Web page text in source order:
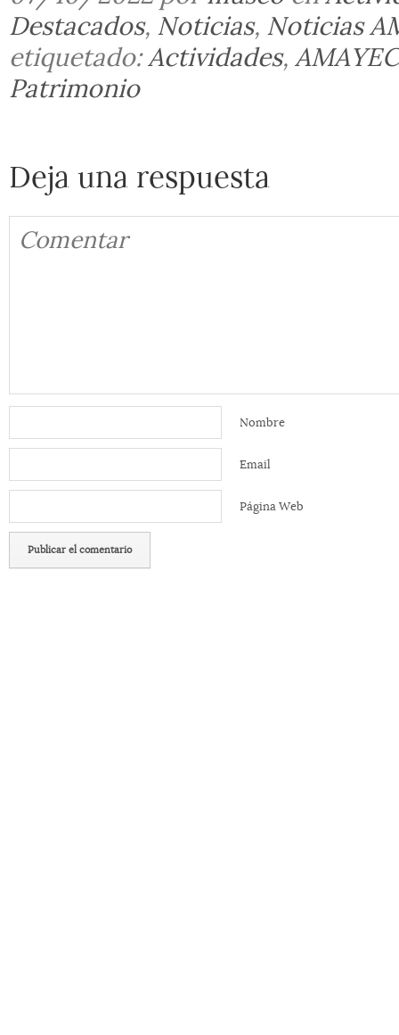
Destacados, Noticias, Noticias
etiquetado:Actividades,
Patrimonio
Deja una respuesta
Nombre
Email
Página Web